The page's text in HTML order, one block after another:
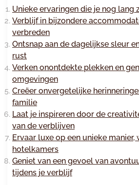
Unieke ervaringen die je nog lang
Verblijf in bijzondere
verbreden
Ontsnap aan de dagelijkse sleur
rust
Verken onontdekte plekken en
omgevingen
Creëer onvergetelijke
familie
Laat je inspireren door de
van de verblijven
Ervaar luxe op een unieke
hotelkamers
Geniet van een gevoel van
tijdens je verblijf